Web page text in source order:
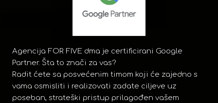
Agencija FOR FIVE dma je certificirani Google
Partner. Šta to znači za vas?
Radit ćete sa posvećenim timom koji će zajedno s
vama osmisliti i realizovati zadate ciljeve uz
poseban, strateški pristup prilagođen vašem